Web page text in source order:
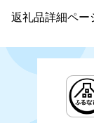
返礼品詳細ペー